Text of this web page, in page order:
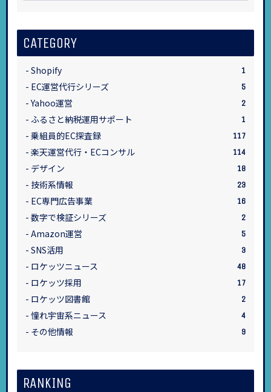
CATEGORY
Shopify 1
EC運営代行シリーズ 5
Yahoo運営 2
ふるさと納税運用サポート 1
乗組員的EC探査録 117
楽天運営代行・ECコンサル 114
デザイン 18
技術系情報 23
EC専門広告事業 16
数字で検証シリーズ 2
Amazon運営 5
SNS活用 3
ロケッツニュース 48
ロケッツ採用 17
ロケッツ図書館 2
憧れ宇宙系ニュース 4
その他情報 9
RANKING